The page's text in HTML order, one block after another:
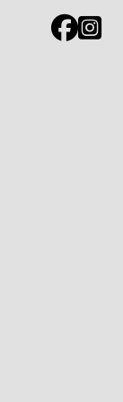
Link zur
Link